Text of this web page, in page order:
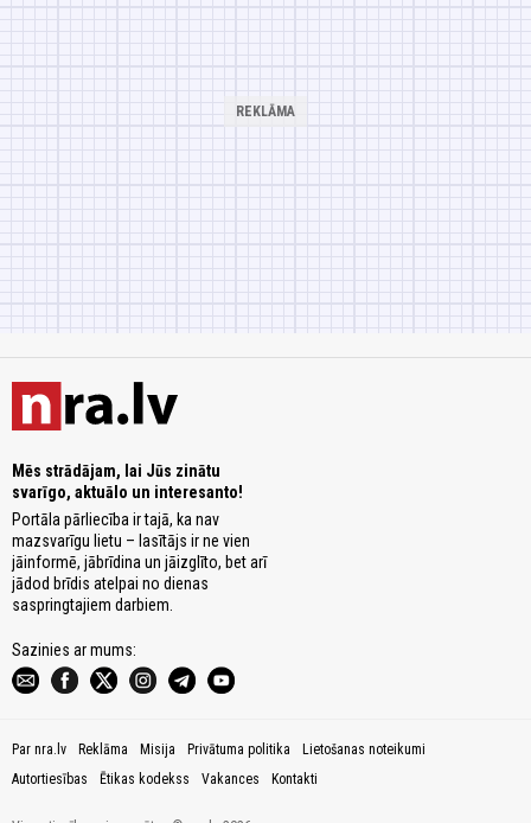
Mēs strādājam, lai Jūs zinātu
svarīgo, aktuālo un interesanto!
Portāla pārliecība ir tajā, ka nav
mazsvarīgu lietu – lasītājs ir ne vien
jāinformē, jābrīdina un jāizglīto, bet arī
jādod brīdis atelpai no dienas
saspringtajiem darbiem.
Sazinies ar mums:
Par nra.lv Reklāma Misija Privātuma politika
Lietošanas noteikumi
Autortiesības
Ētikas kodekss Vakances Kontakti